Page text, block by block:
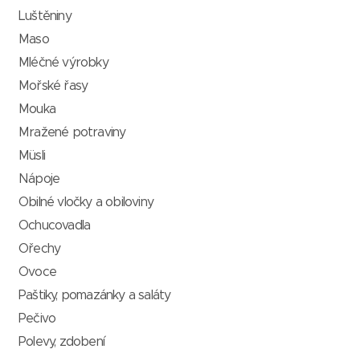
Luštěniny
Maso
Mléčné výrobky
Mořské řasy
Mouka
Mražené potraviny
Müsli
Nápoje
Obilné vločky a obiloviny
Ochucovadla
Ořechy
Ovoce
Paštiky, pomazánky a saláty
Pečivo
Polevy, zdobení